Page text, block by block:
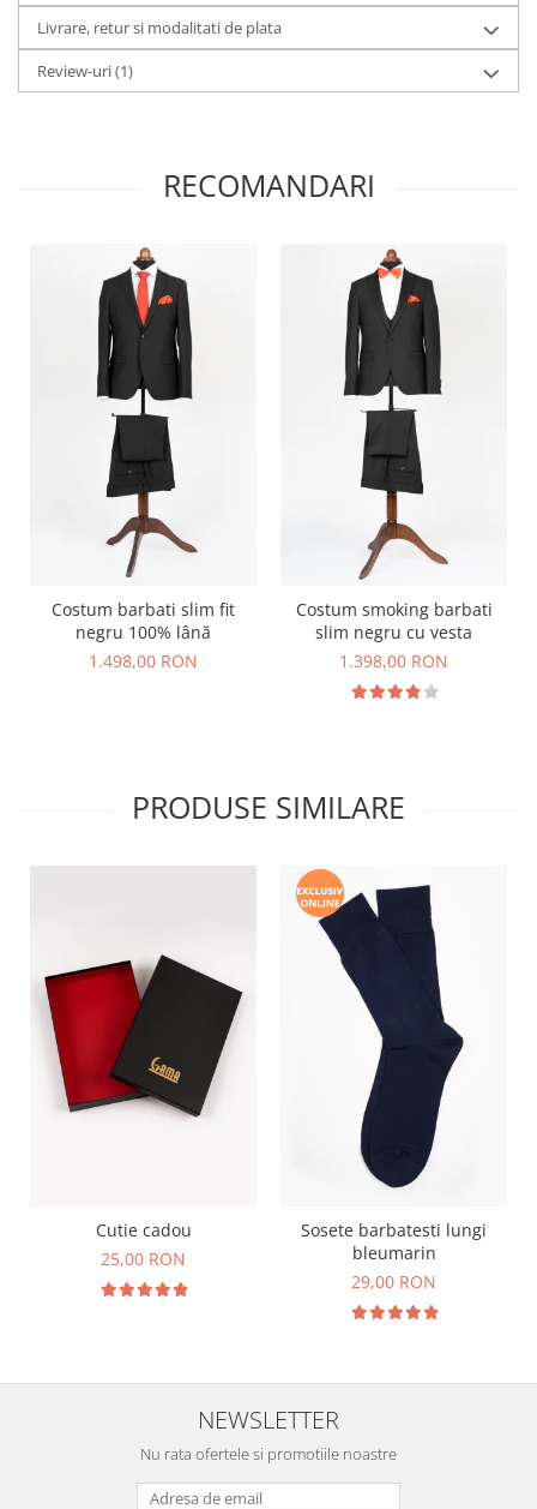
Livrare, retur si modalitati de plata
Review-uri(1)
RECOMANDARI
Costum barbati slim fit
negru 100% lână
1.498,00 RON
Costum smoking barbati
slim negru cu vesta
1.398,00 RON
PRODUSE SIMILARE
Cutie cadou
25,00 RON
Sosete barbatesti lungi
bleumarin
29,00 RON
NEWSLETTER
Nu rata ofertele si promotiile noastre